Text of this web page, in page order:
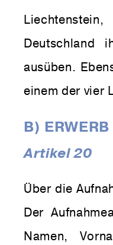
Deutschland
ausüben.
einem der vier
B) ERWERB
Artikel 20
Über die
Der
Namen,